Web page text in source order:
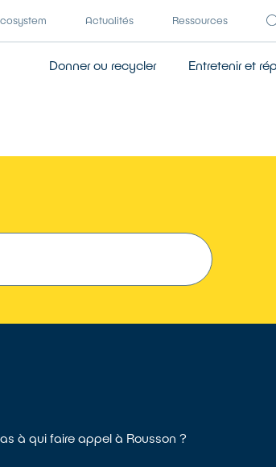
Actualités Ressources
Donner ou recycler Entretenir et
à qui faire appel à Rousson ?